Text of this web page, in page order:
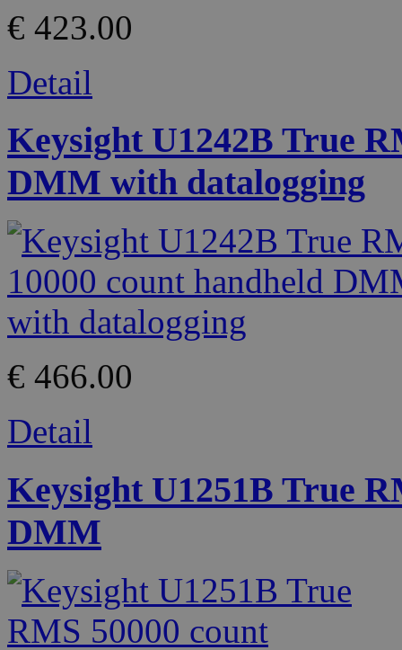
€ 423.00
Detail
Keysight U1242B True
DMM with datalogging
€ 466.00
Detail
Keysight U1251B True
DMM